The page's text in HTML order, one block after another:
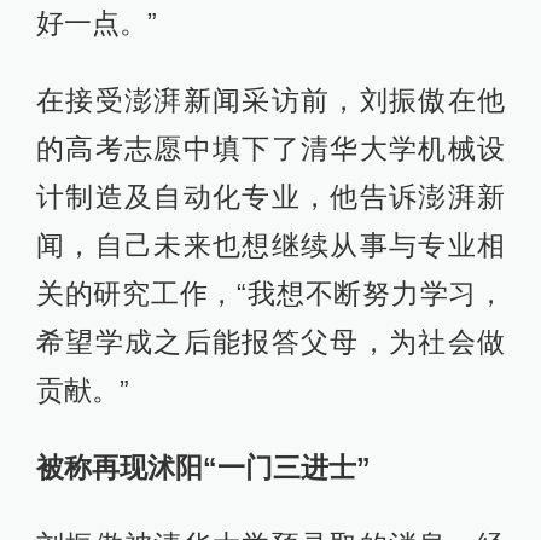
好一点。”
在接受澎湃新闻采访前，刘振傲在他
的高考志愿中填下了清华大学机械设
计制造及自动化专业，他告诉澎湃新
闻，自己未来也想继续从事与专业相
关的研究工作，“我想不断努力学习，
希望学成之后能报答父母，为社会做
贡献。”
被称再现沭阳“一门三进士”